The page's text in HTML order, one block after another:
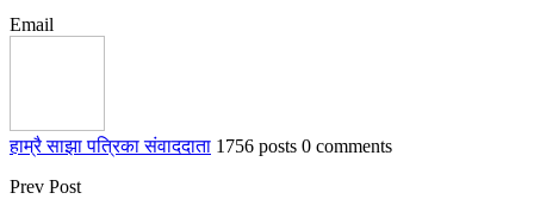
Email
हाम्रै साझा पत्रिका संवाददाता 1756 posts 0 comments
Prev Post